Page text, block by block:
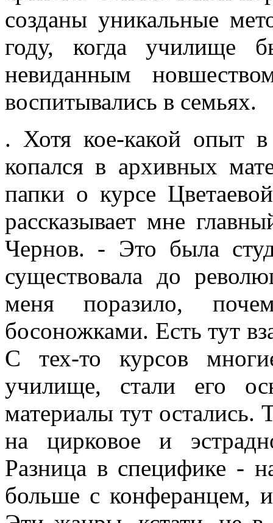
созданы уникальные
году, когда училище
невиданным
воспитывались в семьях.
. Хотя кое-какой опыт
копался в архивных
папки о курсе
рассказывает мне
Чернов. - Это была
существовала до
меня поразило,
босоножками. Есть тут
С тех-то курсов
училище, стали его
материалы тут
на цирковое и
Разница в специфике -
больше с конферанцем,